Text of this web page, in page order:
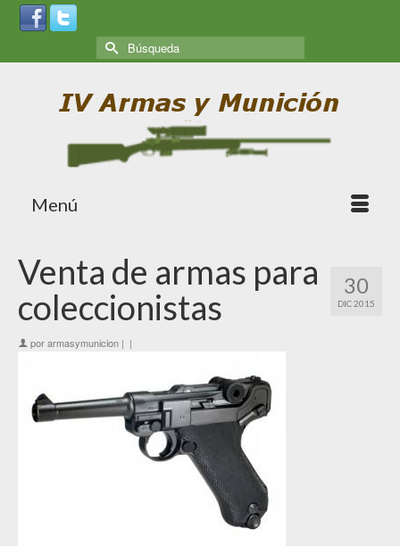
Menú
30
DIC 2015
Venta de armas para
coleccionistas
porarmasymunicion | |